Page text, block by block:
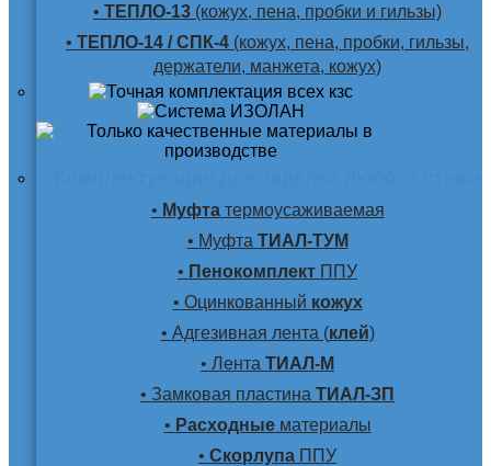
• ТЕПЛО-13 (кожух, пена, пробки и гильзы)
• ТЕПЛО-14 / СПК-4 (кожух, пена, пробки, гильзы,
держатели, манжета, кожух)
• Муфтатермоусаживаемая
• Муфта ТИАЛ-ТУМ
• Пенокомплект ППУ
• Оцинкованный кожух
• Адгезивная лента (клей)
• Лента ТИАЛ-М
• Замковая пластина ТИАЛ-ЗП
• Расходныематериалы
• Скорлупа ППУ